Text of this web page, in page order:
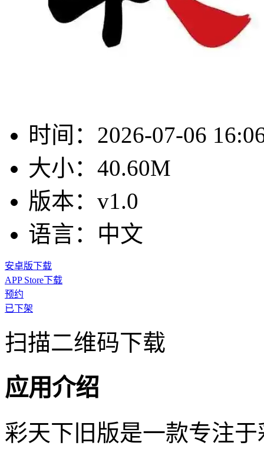
时间： 2026-07-06
大小： 40.60M
版本： v1.0
语言： 中文
安卓版下载
APP Store下载
预约
已下架
扫描二维码下载
应用介绍
彩天下旧版是一款专注